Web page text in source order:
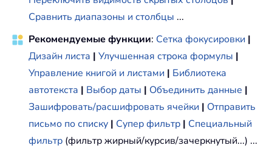
Сравнить диапазоны и столбцы ...
Рекомендуемые функции: Сетка фокусировки |
Дизайн листа | Улучшенная строка формулы |
Управление книгой и листами | Библиотека
автотекста | Выбор даты | Объединить данные |
Зашифровать/расшифровать ячейки | Отправить
письмо по списку | Супер фильтр | Специальный
фильтр (фильтр жирный/курсив/зачеркнутый...) ...